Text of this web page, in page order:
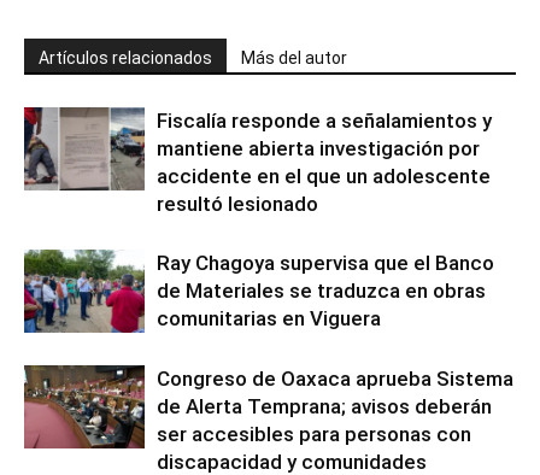
Artículos relacionados Más del autor
Fiscalía responde a señalamientos y
mantiene abierta investigación por
accidente en el que un adolescente
resultó lesionado
Ray Chagoya supervisa que el Banco
de Materiales se traduzca en obras
comunitarias en Viguera
Congreso de Oaxaca aprueba Sistema
de Alerta Temprana; avisos deberán
ser accesibles para personas con
discapacidad y comunidades